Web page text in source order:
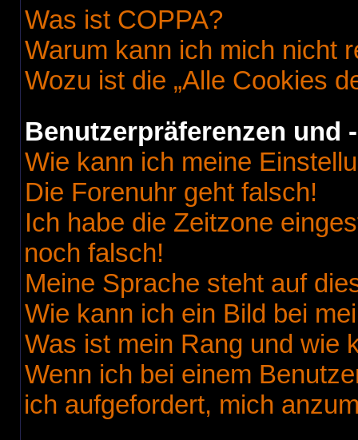
Was ist COPPA?
Warum kann ich mich nicht
Wozu ist die „Alle Cookies
Benutzerpräferenzen und
Wie kann ich meine
Die Forenuhr geht falsch!
Ich habe die Zeitzone
noch falsch!
Meine Sprache steht auf
Wie kann ich ein Bild bei
Was ist mein Rang und wie
Wenn ich bei einem
ich aufgefordert, mich